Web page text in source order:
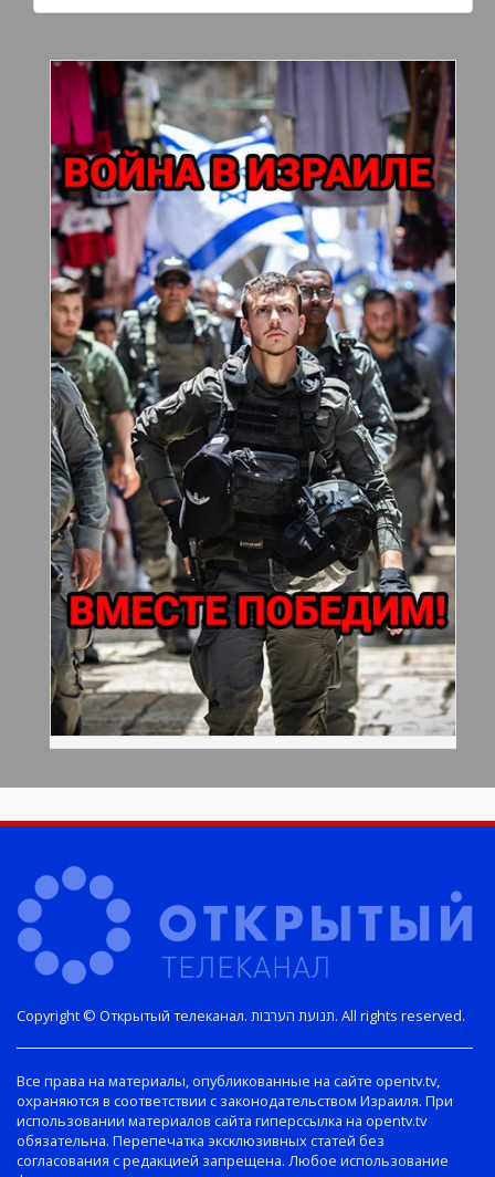
Copyright © Открытый телеканал. תנועת הערבות. All rights reserved.
Все права на материалы, опубликованные на сайте opentv.tv,
охраняются в соответствии с законодательством Израиля. При
использовании материалов сайта гиперссылка на opentv.tv
обязательна. Перепечатка эксклюзивных статей без
согласования с редакцией запрещена. Любое использование